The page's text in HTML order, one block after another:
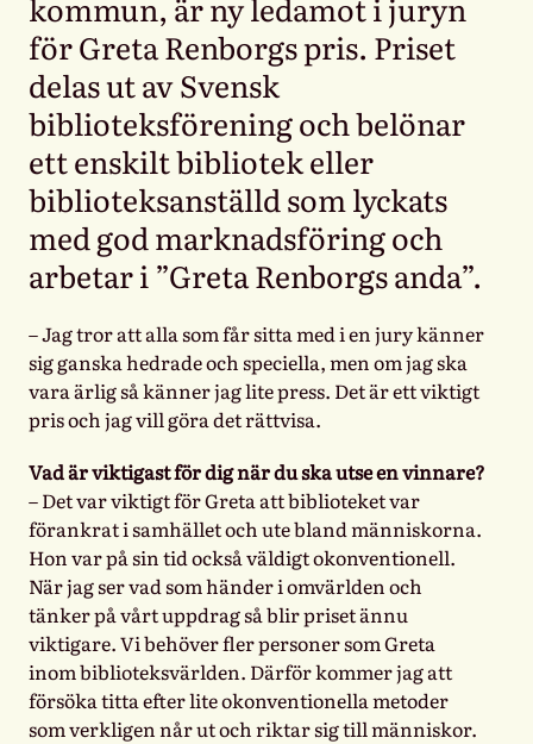
för Greta Renborgs pris. Priset
delas ut av Svensk
biblioteksförening och belönar
ett enskilt bibliotek eller
biblioteksanställd som lyckats
med god marknadsföring och
arbetar i ”Greta Renborgs anda”.
– Jag tror att alla som får sitta med i en jury känner
sig ganska hedrade och speciella, men om jag ska
vara ärlig så känner jag lite press. Det är ett viktigt
pris och jag vill göra det rättvisa.
Vad är viktigast för dig när du ska utse en vinnare?
– Det var viktigt för Greta att biblioteket var
förankrat i samhället och ute bland människorna.
Hon var på sin tid också väldigt okonventionell.
När jag ser vad som händer i omvärlden och
tänker på vårt uppdrag så blir priset ännu
viktigare. Vi behöver fler personer som Greta
inom biblioteksvärlden. Därför kommer jag att
försöka titta efter lite okonventionella metoder
som verkligen når ut och riktar sig till människor.